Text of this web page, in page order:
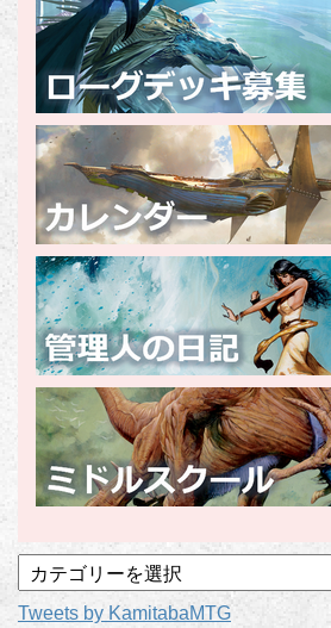
事
カ
Tweets by KamitabaMTG